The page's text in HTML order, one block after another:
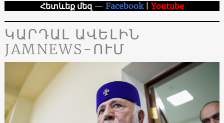
Հետևեք մեզ — Facebook |Youtube
ԿԱՐԴԱԼ ԱՎԵԼԻՆ
JAMNEWS-ՈՒՄ